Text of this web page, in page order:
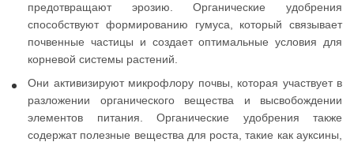
предотвращают эрозию. Органические удобрения
способствуют формированию гумуса, который связывает
почвенные частицы и создает оптимальные условия для
корневой системы растений.
Они активизируют микрофлору почвы, которая участвует в
разложении органического вещества и высвобождении
элементов питания. Органические удобрения также
содержат полезные вещества для роста, такие как ауксины,